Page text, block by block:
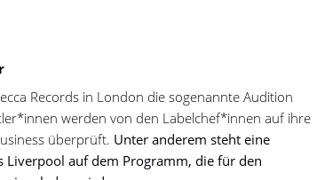
Records in London die sogenannte Audition
werden von den Labelchef*innen auf ihre
überprüft. Unter anderem steht eine
Liverpool auf dem Programm, die für den